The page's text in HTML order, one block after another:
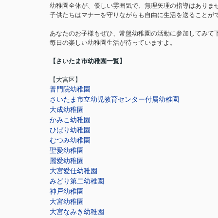
幼稚園全体が、優しい雰囲気で、無理矢理の指導はありま
子供たちはマナーを守りながらも自由に生活を送ることが
あなたのお子様もぜひ、常盤幼稚園の活動に参加してみて
毎日の楽しい幼稚園生活が待っていますよ。
【さいたま市幼稚園一覧】
【大宮区】
普門院幼稚園
さいたま市立幼児教育センター付属幼稚園
大成幼稚園
かみこ幼稚園
ひばり幼稚園
むつみ幼稚園
聖愛幼稚園
麗愛幼稚園
大宮愛仕幼稚園
みどり第二幼稚園
神戸幼稚園
大宮幼稚園
大宮なみき幼稚園